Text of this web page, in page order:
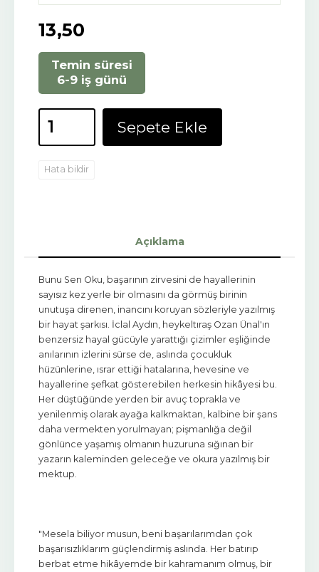
13,50
Temin süresi
6-9 iş günü
Sepete Ekle
Hata bildir
Açıklama
Bunu Sen Oku, başarının zirvesini de hayallerinin
sayısız kez yerle bir olmasını da görmüş birinin
unutuşa direnen, inancını koruyan sözleriyle yazılmış
bir hayat şarkısı. İclal Aydın, heykeltıraş Ozan Ünal'ın
benzersiz hayal gücüyle yarattığı çizimler eşliğinde
anılarının izlerini sürse de, aslında çocukluk
hüzünlerine, ısrar ettiği hatalarına, hevesine ve
hayallerine şefkat gösterebilen herkesin hikâyesi bu.
Her düştüğünde yerden bir avuç toprakla ve
yenilenmiş olarak ayağa kalkmaktan, kalbine bir şans
daha vermekten yorulmayan; pişmanlığa değil
gönlünce yaşamış olmanın huzuruna sığınan bir
yazarın kaleminden geleceğe ve okura yazılmış bir
mektup.
"Mesela biliyor musun, beni başarılarımdan çok
başarısızlıklarım güçlendirmiş aslında. Her batırıp
berbat etme hikâyemde bir kahramanım olmuş, bir